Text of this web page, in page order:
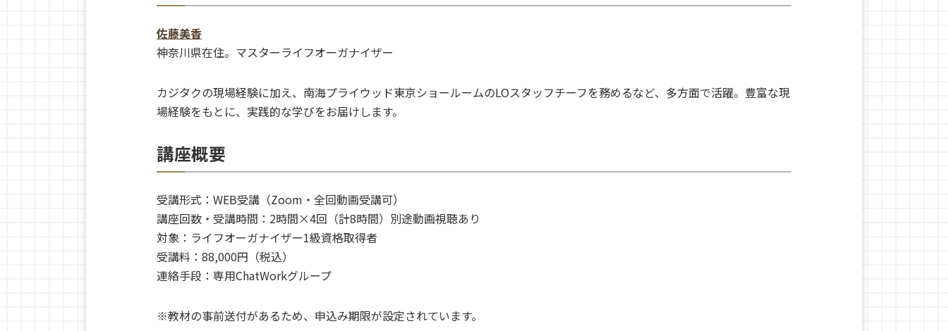
佐藤美香
神奈川県在住。マスターライフオーガナイザー
カジタクの現場経験に加え、南海プライウッド東京ショールームのLOスタッフチーフを務めるなど、多方面で活躍。豊富な現
場経験をもとに、実践的な学びをお届けします。
講座概要
受講形式：WEB受講（Zoom・全回動画受講可）
講座回数・受講時間：2時間×4回（計8時間）別途動画視聴あり
対象：ライフオーガナイザー1級資格取得者
受講料：88,000円（税込）
連絡手段：専用ChatWorkグループ
※教材の事前送付があるため、申込み期限が設定されています。